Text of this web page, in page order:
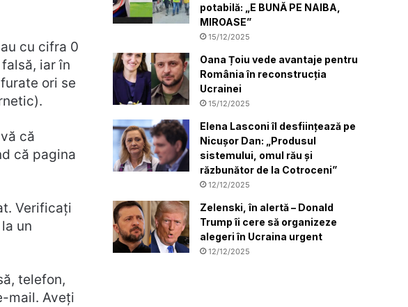
cu cifra 0
iar în
ori se
că
că pagina
Verificați
un
telefon,
mail. Aveţi
potabilă: „E BUNĂ PE NAIBA,
MIROASE”
15/12/2025
Oana Țoiu vede avantaje pentru
România în reconstrucția
Ucrainei
15/12/2025
Elena Lasconi îl desființează pe
Nicușor Dan: „Produsul
sistemului, omul rău și
răzbunător de la Cotroceni”
12/12/2025
Zelenski, în alertă – Donald
Trump îi cere să organizeze
alegeri în Ucraina urgent
12/12/2025